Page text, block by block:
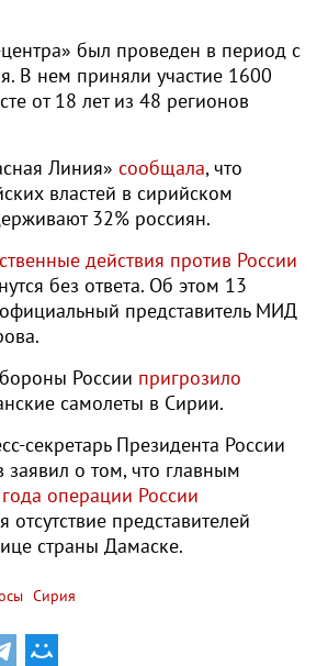
был проведен в период с
В нем приняли участие 1600
от 18 лет из 48 регионов
Линия» сообщала, что
властей в сирийском
32% россиян.
действия против России
без ответа. Об этом 13
представитель МИД
России пригрозило
самолеты в Сирии.
секретарь Президента России
о том, что главным
операции России
отсутствие представителей
страны Дамаске.
Сирия